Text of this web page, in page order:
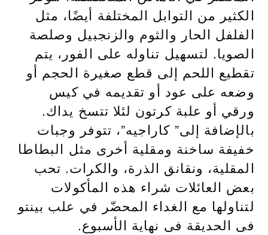
الكثير من التوابل المختلفة أيضًا، مثل
الفلفل الحار والثوم والزنجبيل وصلصة
الصويا. لتسهيل تناوله على الفور، يتم
تقطيع اللحم إلى قطع صغيرة الحجم أو
وضعه على عود أو تقديمه في كيس
ورقي أو علبة كرتون لئلا تتسخ يداك.
بالإضافة إلى” كاراجيه”، تتوفر وجبات
خفيفة ساخنة ومقلية أخرى مثل البطاطا
المقلية، ونقانق الذرة، والكرات. تحب
بعض العائلات شراء هذه المأكولات
لتناولها مع الغداء المحضّر في علب بينتو
فى الحديقة فى نهاية الأسبوع.